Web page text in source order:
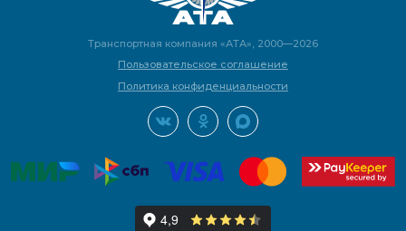
Транспортная компания «АТА», 2000—2026
Пользовательское соглашение
Политика конфиденциальности